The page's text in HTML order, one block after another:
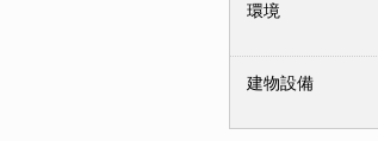
環境
建物設備